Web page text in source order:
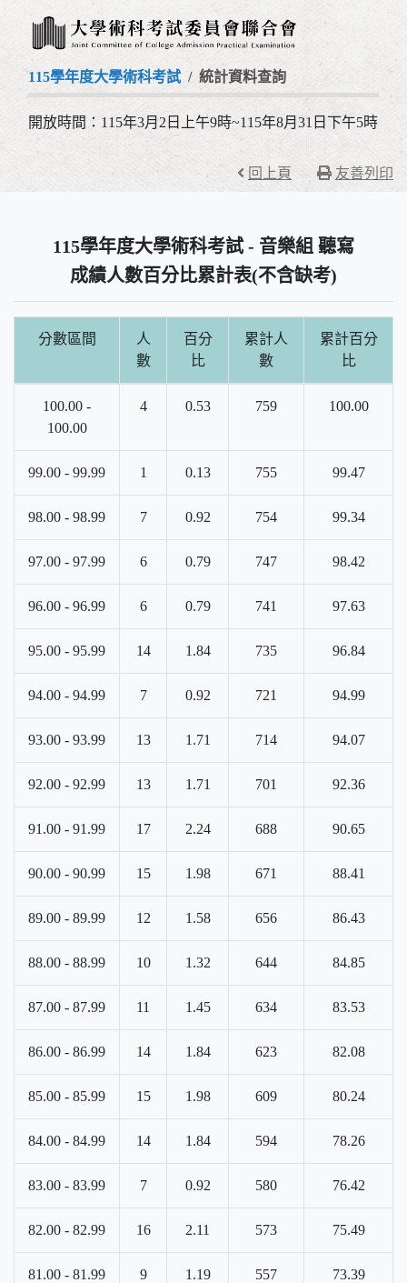
115學年度大學術科考試 統計資料查詢
開放時間：115年3月2日上午9時~115年8月31日下午5時
回上頁 友善列印
115學年度大學術科考試 - 音樂組 聽寫
成績人數百分比累計表(不含缺考)
分數區間
人
數
百分
比
累計人
數
累計百分
比
100.00 -
100.00
4 0.53 759 100.00
99.00 - 99.99 1 0.13 755 99.47
98.00 - 98.99 7 0.92 754 99.34
97.00 - 97.99 6 0.79 747 98.42
96.00 - 96.99 6 0.79 741 97.63
95.00 - 95.99 14 1.84 735 96.84
94.00 - 94.99 7 0.92 721 94.99
93.00 - 93.99 13 1.71 714 94.07
92.00 - 92.99 13 1.71 701 92.36
91.00 - 91.99 17 2.24 688 90.65
90.00 - 90.99 15 1.98 671 88.41
89.00 - 89.99 12 1.58 656 86.43
88.00 - 88.99 10 1.32 644 84.85
87.00 - 87.99 11 1.45 634 83.53
86.00 - 86.99 14 1.84 623 82.08
85.00 - 85.99 15 1.98 609 80.24
84.00 - 84.99 14 1.84 594 78.26
83.00 - 83.99 7 0.92 580 76.42
82.00 - 82.99 16 2.11 573 75.49
81.00 - 81.99 9 1.19 557 73.39